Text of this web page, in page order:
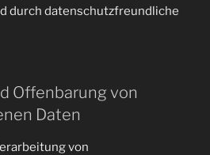
durch datenschutzfreundliche
Offenbarung von
Daten
von